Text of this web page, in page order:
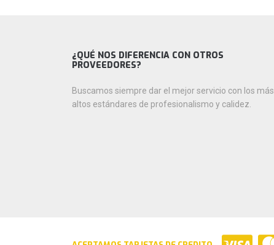
¿QUÉ NOS DIFERENCIA CON OTROS
PROVEEDORES?
Buscamos siempre dar el mejor servicio con los más
altos estándares de profesionalismo y calidez.